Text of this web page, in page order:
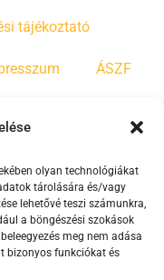
olyan technológiákat
tárolására és/vagy
lehetővé teszi számunkra,
a böngészési szokások
meg nem adása
bizonyos funkciókat és
tájékoztató
ÁSZF